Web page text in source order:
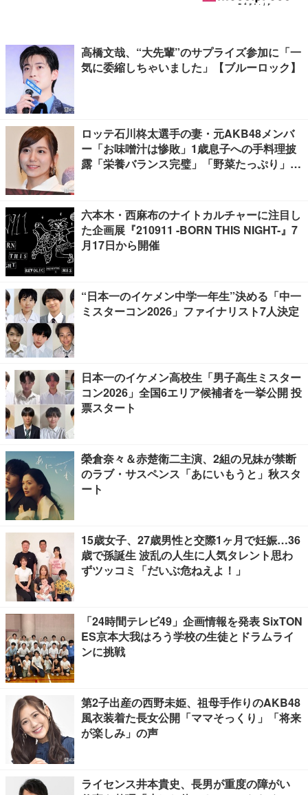
高橋文哉、“大先輩”のサプライズ参加に「一
気に委縮しちゃいました」【ブルーロック】
ロッテ石川柊太選手の妻・元AKB48メンバ
ー「お味噌汁は惨敗」1歳息子への手料理披
露「栄養バランス完璧」「野菜たっぷり」の
六本木・西麻布のナイトカルチャーに注目し
た企画展『210911 -BORN THIS NIGHT-』7
月17日から開催
“日本一のイケメン中学一年生”決める「中一
ミスターコン2026」ファイナリスト7人決定
日本一のイケメン高校生「男子高生ミスター
コン2026」全国6エリア候補者を一挙公開 投
票スタート
榮倉奈々＆赤楚衛二主演、2組の兄妹が禁断
のラブ・サスペンス「あにいもうと」秋スタ
ート
15歳女子、27歳男性と交際1ヶ月で妊娠…36
歳で孫誕生 波乱の人生に人気タレント思わ
ずツッコミ「だいぶ危ねえよ！」
「24時間テレビ49」企画情報を発表 SixTON
ES京本大我はろう学校の生徒とドラムライ
ンに挑戦
第2子出産の西野未姫、祖母手作りのAKB48
風衣装着た長女公開「ママそっくり」「将来
が楽しみ」の声
ライセンス井本貴史、長男が重度の障がい